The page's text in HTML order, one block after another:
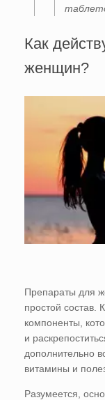
Как
женщин?
Препараты для
простой состав.
компоненты,
и
дополнительно
витамины и
Разумеется,